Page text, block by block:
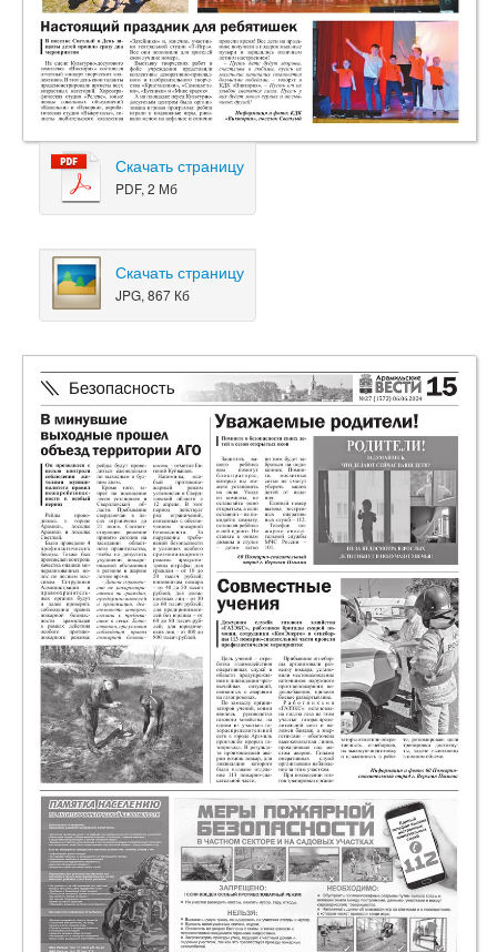
Скачать страницу
PDF, 2 Мб
Скачать страницу
JPG, 867 Кб